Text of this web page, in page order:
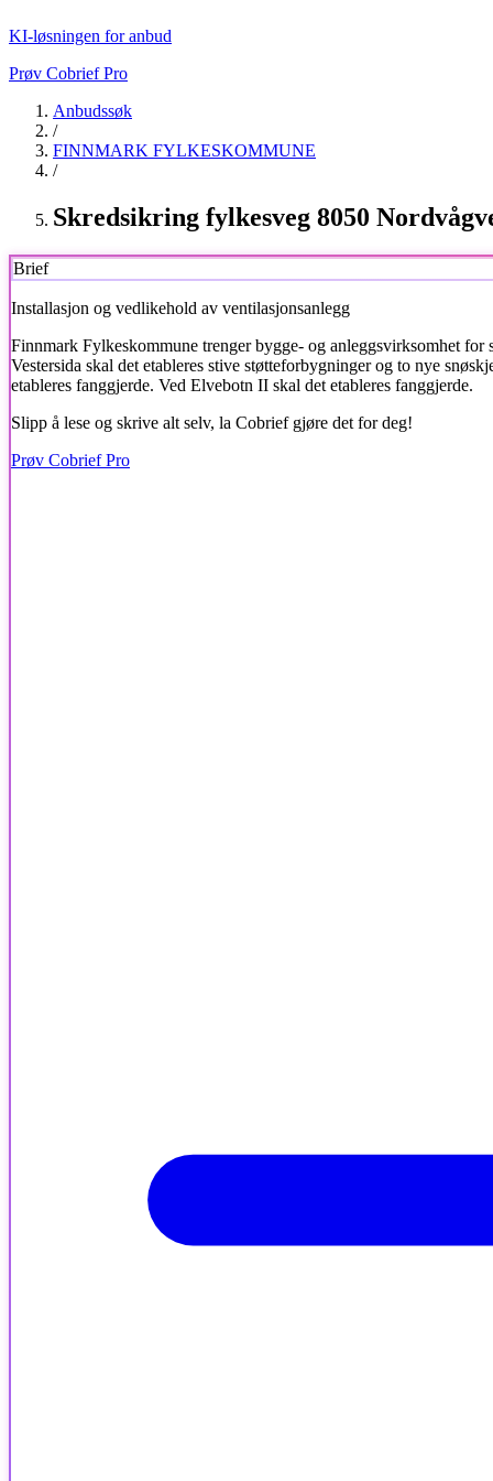
KI-løsningen for anbud
Prøv Cobrief Pro
Anbudssøk
/
FINNMARK FYLKESKOMMUNE
/
Skredsikring fylkesveg 8050
Brief
Installasjon og vedlikehold av ventilasjonsanlegg
Finnmark Fylkeskommune trenger bygge- og anleggsvirksomhet
Vestersida skal det etableres stive støtteforbygninger og to nye
etableres fanggjerde. Ved Elvebotn II skal det etableres fanggjerde.
Slipp å lese og skrive alt selv, la Cobrief gjøre det for deg!
Prøv Cobrief Pro